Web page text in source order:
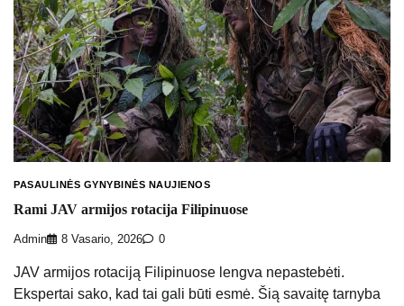
PASAULINĖS GYNYBINĖS NAUJIENOS
Rami JAV armijos rotacija Filipinuose
Admin 8 Vasario, 2026 0
JAV armijos rotaciją Filipinuose lengva nepastebėti.
Ekspertai sako, kad tai gali būti esmė. Šią savaitę tarnyba